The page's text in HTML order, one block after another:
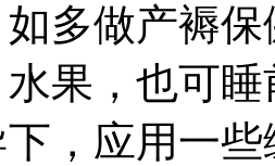
多做产褥
果，也可
，应用一